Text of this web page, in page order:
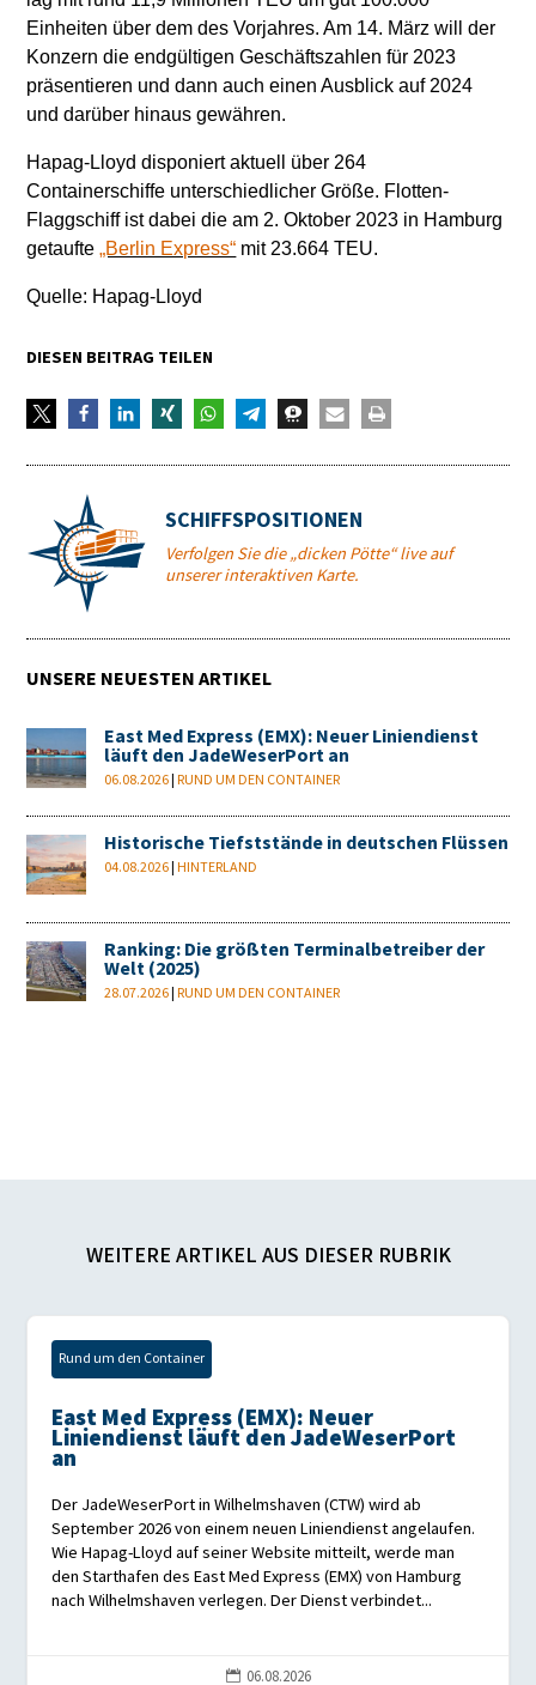
Einheiten über dem des Vorjahres. Am 14. März will der
Konzern die endgültigen Geschäftszahlen für 2023
präsentieren und dann auch einen Ausblick auf 2024
und darüber hinaus gewähren.
Hapag-Lloyd disponiert aktuell über 264
Containerschiffe unterschiedlicher Größe. Flotten-
Flaggschiff ist dabei die am 2. Oktober 2023 in Hamburg
getaufte„Berlin Express“ mit 23.664 TEU.
Quelle: Hapag-Lloyd
DIESEN BEITRAG TEILEN
SCHIFFSPOSITIONEN
Verfolgen Sie die „dicken Pötte“ live auf
unserer interaktiven Karte.
UNSERE NEUESTEN ARTIKEL
East Med Express (EMX): Neuer Liniendienst
läuft den JadeWeserPort an
06.08.2026 |RUND UM DEN CONTAINER
Historische Tiefststände in deutschen Flüssen
04.08.2026 |HINTERLAND
Ranking: Die größten Terminalbetreiber der
Welt (2025)
28.07.2026 |RUND UM DEN CONTAINER
WEITERE ARTIKEL AUS DIESER RUBRIK
Rund um den Container
East Med Express (EMX): Neuer
Liniendienst läuft den JadeWeserPort
an
Der JadeWeserPort in Wilhelmshaven (CTW) wird ab
September 2026 von einem neuen Liniendienst angelaufen.
Wie Hapag-Lloyd auf seiner Website mitteilt, werde man
den Starthafen des East Med Express (EMX) von Hamburg
nach Wilhelmshaven verlegen. Der Dienst verbindet...
 06.08.2026